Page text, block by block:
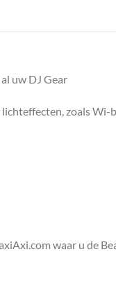
uw DJ Gear
zoals
waar u de